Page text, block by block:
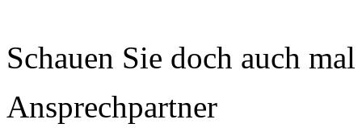
Schauen Sie doch auch
Ansprechpartner